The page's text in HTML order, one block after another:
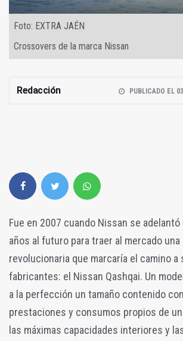
Foto: EXTRA JAÉN
Crossovers de la marca Nissan
Redacción PUBLICADO EL
Fue en 2007 cuando Nissan se
años al futuro para traer al mercado
revolucionaria que marcaría el camino
fabricantes: el Nissan Qashqai. Un
a la perfección un tamaño contenido
prestaciones y consumos propios de
las máximas capacidades interiores y